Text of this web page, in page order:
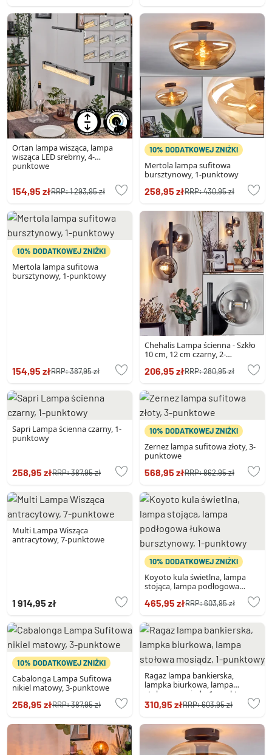
Ortan lampa wisząca, lampa
wisząca LED srebrny, 4-
punktowe
154,95 złRRP:1 293,95 zł
10% DODATKOWEJ ZNIŻKI
Mertola lampa sufitowa
bursztynowy, 1-punktowy
258,95 złRRP:430,95 zł
10% DODATKOWEJ ZNIŻKI
Mertola lampa sufitowa
bursztynowy, 1-punktowy
154,95 złRRP:387,95 zł
Chehalis Lampa ścienna - Szkło
10 cm, 12 cm czarny, 2-
206,95 złRRP:280,95 zł
Sapri Lampa ścienna czarny, 1-
punktowy
258,95 złRRP:387,95 zł
10% DODATKOWEJ ZNIŻKI
Zernez lampa sufitowa złoty, 3-
punktowe
568,95 złRRP:862,95 zł
Multi Lampa Wisząca
antracytowy, 7-punktowe
1 914,95 zł
10% DODATKOWEJ ZNIŻKI
Koyoto kula świetlna, lampa
stojąca, lampa podłogowa
punktowy
465,95 złRRP:603,95 zł
10% DODATKOWEJ ZNIŻKI
Cabalonga Lampa Sufitowa
nikiel matowy, 3-punktowe
258,95 złRRP:387,95 zł
Ragaz lampa bankierska,
lampka biurkowa, lampa
stołowa mosiądz, 1-punktowy
310,95 złRRP:603,95 zł